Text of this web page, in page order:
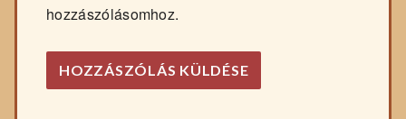
hozzászólásomhoz.